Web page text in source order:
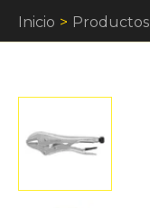
Inicio Productos